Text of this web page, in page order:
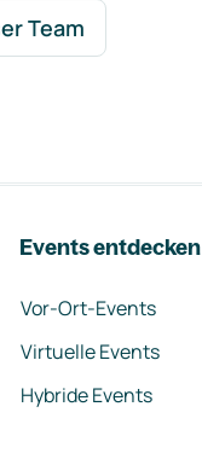
Team
Events entdecken
Vor-Ort-Events
Virtuelle Events
Hybride Events